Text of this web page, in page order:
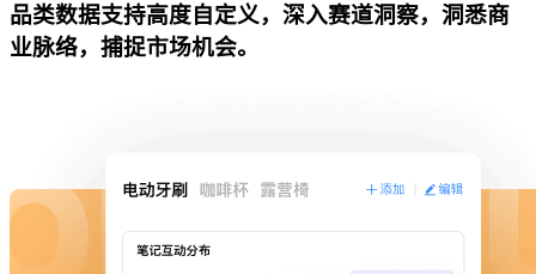
品类数据支持高度自定义，深入赛道洞察，洞悉商
业脉络，捕捉市场机会。